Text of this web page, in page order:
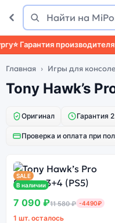
Поиск
Найти
⭐ Гарантия производителя💳
Главная Игры для
Tony Hawk’s
Оригинал Гарантия
Проверка и оплата при
SALE
В наличии
7 090 ₽11 580 ₽ -4490₽
1 шт. осталось